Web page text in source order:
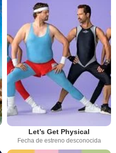
Let’s Get Physical
Fecha de estreno desconocida